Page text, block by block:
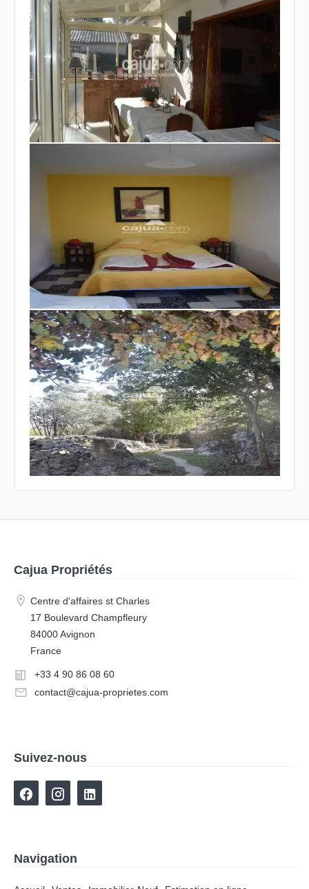
Cajua Propriétés
Centre d'affaires st Charles
17 Boulevard Champfleury
84000 Avignon
France
+33 4 90 86 08 60
contact@cajua-proprietes.com
Suivez-nous
Navigation